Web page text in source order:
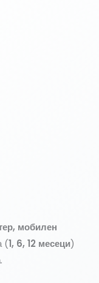
мобилен
(1, 6, 12 месеци)
.